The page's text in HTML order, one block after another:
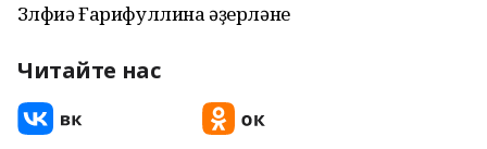
Зөлфиә Ғарифуллина әҙерләне
Читайте нас